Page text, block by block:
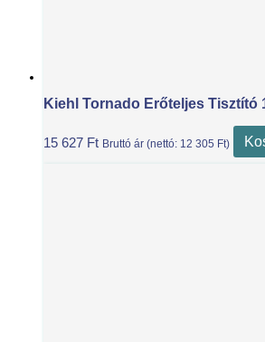
Kiehl Tornado Erőteljes Tisztító
15 627 Ft Bruttó ár (nettó: 12 305 Ft)